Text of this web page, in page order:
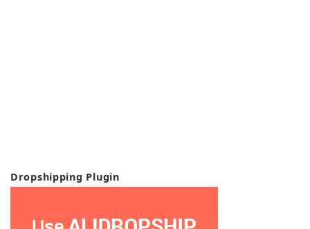
Dropshipping Plugin